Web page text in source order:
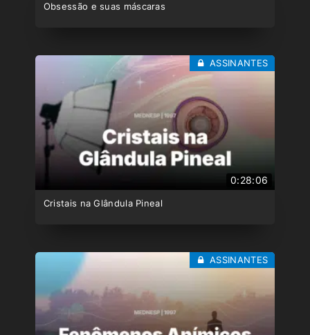
Obsessão e suas máscaras
0:28:06
Cristais na Glândula Pineal
ASSINANTES
ASSINANTES